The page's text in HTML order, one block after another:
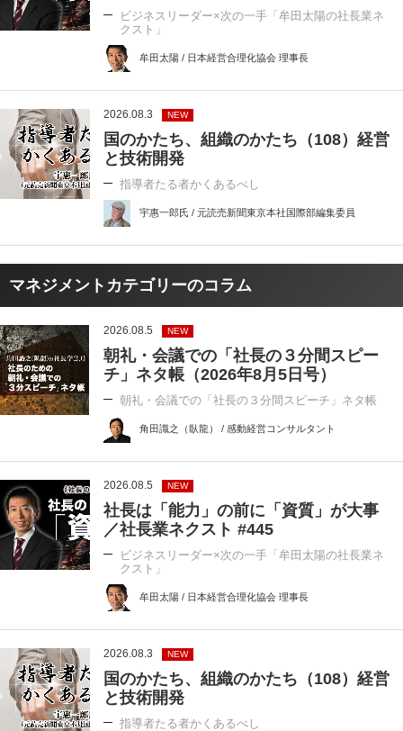
ビジネスリーダー×次の一手「牟田太陽の社長業ネ
クスト」
牟田太陽 / 日本経営合理化協会 理事長
2026.08.3 NEW
国のかたち、組織のかたち（108）経営
と技術開発
指導者たる者かくあるべし
宇惠一郎氏 / 元読売新聞東京本社国際部編集委員
マネジメントカテゴリーのコラム
2026.08.5 NEW
朝礼・会議での「社長の３分間スピー
チ」ネタ帳（2026年8月5日号）
朝礼・会議での「社長の３分間スピーチ」ネタ帳
角田識之（臥龍） / 感動経営コンサルタント
2026.08.5 NEW
社長は「能力」の前に「資質」が大事
／社長業ネクスト #445
ビジネスリーダー×次の一手「牟田太陽の社長業ネ
クスト」
牟田太陽 / 日本経営合理化協会 理事長
2026.08.3 NEW
国のかたち、組織のかたち（108）経営
と技術開発
指導者たる者かくあるべし